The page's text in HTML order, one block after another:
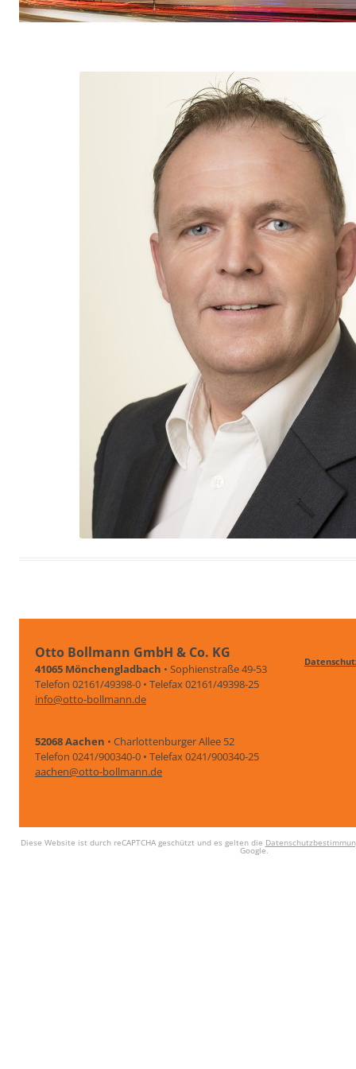
Otto Bollmann GmbH & Co. KG
41065 Mönchengladbach • Sophienstraße 49-53
Telefon 02161/49398-0 • Telefax 02161/49398-25
info@otto-bollmann.de
52068 Aachen • Charlottenburger Allee 52
Telefon 0241/900340-0 • Telefax 0241/900340-25
aachen@otto-bollmann.de
Diese Website ist durch reCAPTCHA geschützt und es gelten die
Google.